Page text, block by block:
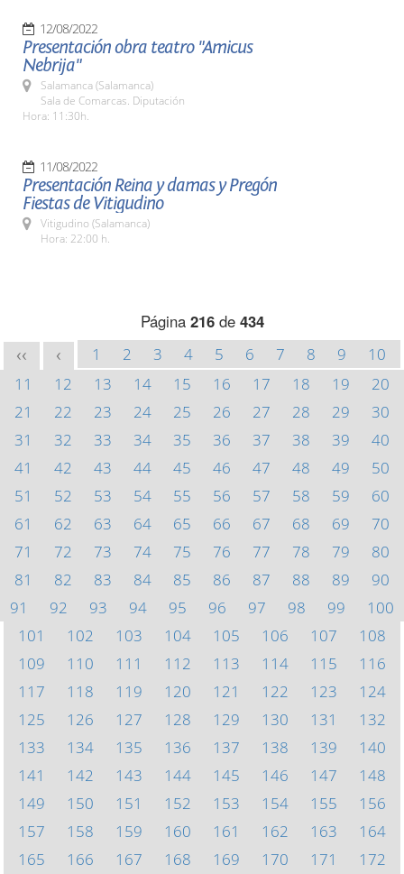
12/08/2022
Presentación obra teatro "Amicus
Nebrija"
Salamanca (Salamanca)
Sala de Comarcas. Diputación
Hora: 11:30h.
11/08/2022
Presentación Reina y damas y Pregón
Fiestas de Vitigudino
Vitigudino (Salamanca)
Hora: 22:00 h.
Página 216de 434
<< < 1 2 3 4 5 6 7 8 9
10
11
12 13 14 15 16 17 18 19
20
21
22 23 24 25 26 27 28 29
30
31
32 33 34 35 36 37 38 39
40
41
42 43 44 45 46 47 48 49
50
51
52 53 54 55 56 57 58 59
60
61
62 63 64 65 66 67 68 69
70
71
72 73 74 75 76 77 78 79
80
81
82 83 84 85 86 87 88 89
90
91
92 93 94 95 96 97 98 99
100
101
102 103 104 105 106 107
108
109
110 111 112 113 114 115
116
117
118 119 120 121 122 123
124
125
126 127 128 129 130 131
132
133
134 135 136 137 138 139
140
141
142 143 144 145 146 147
148
149
150 151 152 153 154 155
156
157
158 159 160 161 162 163
164
165
166 167 168 169 170 171
172